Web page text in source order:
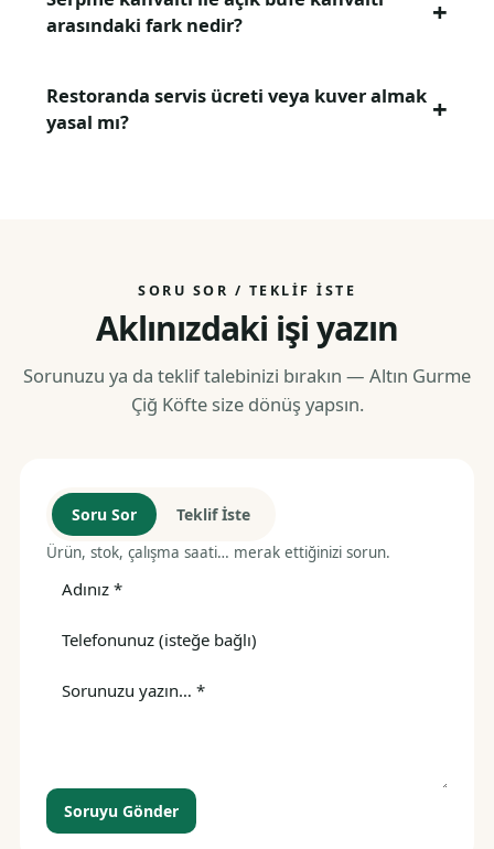
arasındaki fark nedir?
Restoranda servis ücreti veya kuver almak
yasal mı?
SORU SOR / TEKLIF İSTE
Aklınızdaki işi yazın
Sorunuzu ya da teklif talebinizi bırakın — Altın Gurme
Çiğ Köfte size dönüş yapsın.
Soru Sor Teklif İste
Ürün, stok, çalışma saati… merak ettiğinizi sorun.
Soruyu Gönder